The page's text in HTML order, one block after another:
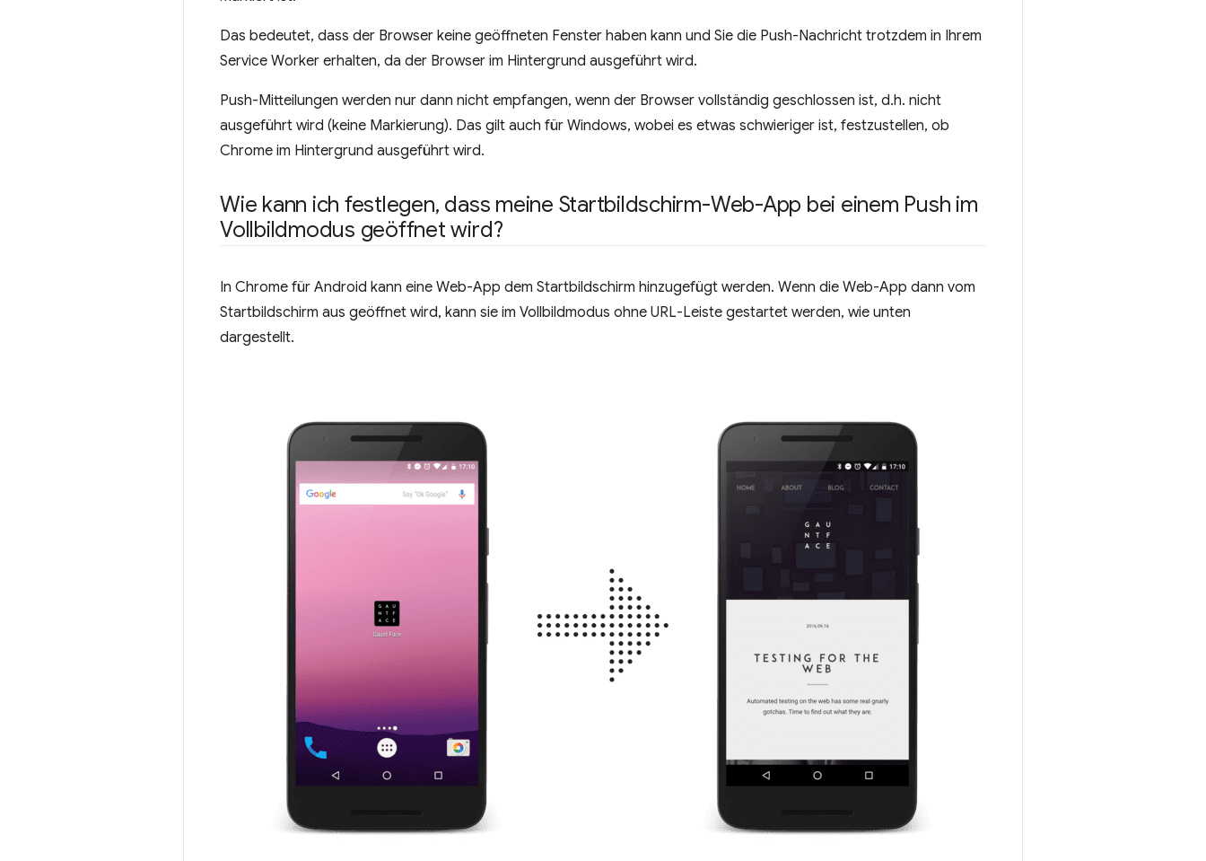
Das bedeutet, dass der Browser keine geöffneten Fenster haben kann und Sie die Push-Nachricht trotzdem in Ihrem
Service Worker erhalten, da der Browser im Hintergrund ausgeführt wird.
Push-Mitteilungen werden nur dann nicht empfangen, wenn der Browser vollständig geschlossen ist, d.h. nicht
ausgeführt wird (keine Markierung). Das gilt auch für Windows, wobei es etwas schwieriger ist, festzustellen, ob
Chrome im Hintergrund ausgeführt wird.
Wie kann ich festlegen, dass meine Startbildschirm-Web-App bei einem Push im
Vollbildmodus geöffnet wird?
In Chrome für Android kann eine Web-App dem Startbildschirm hinzugefügt werden. Wenn die Web-App dann vom
Startbildschirm aus geöffnet wird, kann sie im Vollbildmodus ohne URL-Leiste gestartet werden, wie unten
dargestellt.